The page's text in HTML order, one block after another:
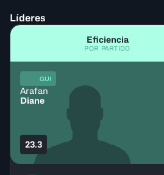
Líderes
Eficiencia
POR PARTIDO
GUI
Arafan
Diane
23.3